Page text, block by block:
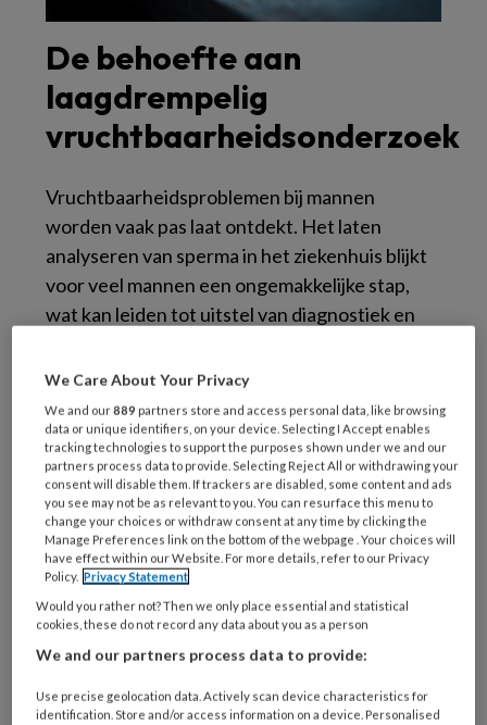
De behoefte aan
laagdrempelig
vruchtbaarheidsonderzoek
Vruchtbaarheidsproblemen bij mannen
worden vaak pas laat ontdekt. Het laten
analyseren van sperma in het ziekenhuis blijkt
voor veel mannen een ongemakkelijke stap,
wat kan leiden tot uitstel van diagnostiek en
ontwikkeling van de Universiteit Twente biedt
mogelijk uitkomst: een thuistest waarmee
spermakwaliteit op een eenvoudige manier
beoordeeld kan worden.
De lab-on-a-chip: hoe
werkt het?
Eenvoudig thuisgebruik
De technologie achter de test is gebaseerd op
We Care About Your Privacy
We and our889 partners store and access personal data, like browsing
data or unique identifiers, on your device. Selecting I Accept enables
tracking technologies to support the purposes shown under we and our
partners process data to provide. Selecting Reject All or withdrawing your
consent will disable them. If trackers are disabled, some content and ads
you see may not be as relevant to you. You can resurface this menu to
change your choices or withdraw consent at any time by clicking the
Manage Preferences link on the bottom of the webpage . Your choices will
have effect within our Website. For more details, refer to our Privacy
Policy. Privacy Statement
Would you rather not? Then we only place essential and statistical
cookies, these do not record any data about you as a person
We and our partners process data to provide:
Use precise geolocation data. Actively scan device characteristics for
identification. Store and/or access information on a device. Personalised